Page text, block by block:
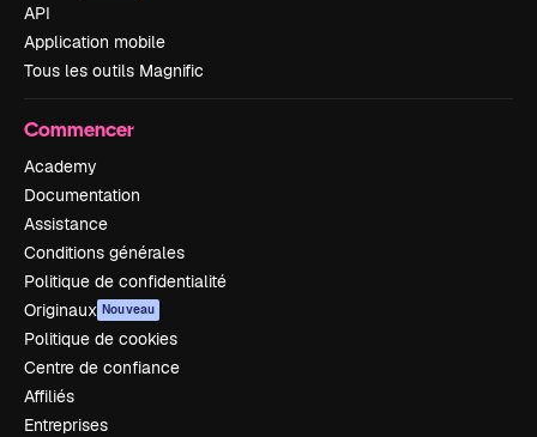
API
Application mobile
Tous les outils Magnific
Commencer
Academy
Documentation
Assistance
Conditions générales
Politique de confidentialité
Originaux Nouveau
Politique de cookies
Centre de confiance
Affiliés
Entreprises